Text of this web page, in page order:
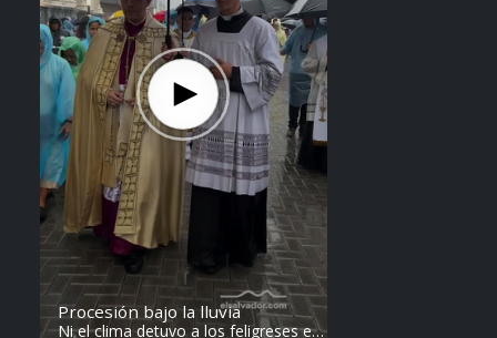
Procesión bajo la lluvia
Ni el clima detuvo a los feligreses en